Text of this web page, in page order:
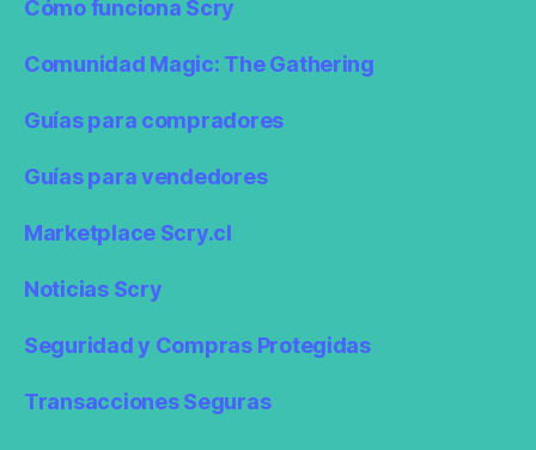
Cómo funciona Scry
Comunidad Magic: The Gathering
Guías para compradores
Guías para vendedores
Marketplace Scry.cl
Noticias Scry
Seguridad y Compras Protegidas
Transacciones Seguras